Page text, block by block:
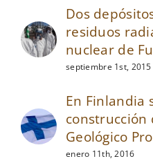
Dos
residuos
nuclear de
septiembre 1st, 2015
En Finlandia
construcción
Geológico
enero 11th, 2016